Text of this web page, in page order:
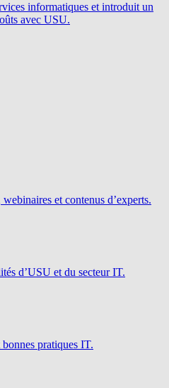
informatiques et introduit un
avec USU.
et contenus d’experts.
d’USU et du secteur IT.
pratiques IT.